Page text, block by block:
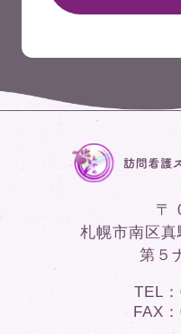
〒
札幌市南区
第５
TEL
FAX